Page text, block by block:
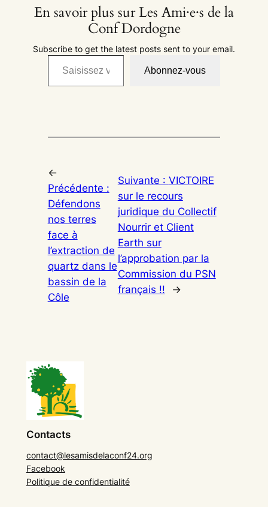
En savoir plus sur Les Ami·e·s de la
Conf Dordogne
Subscribe to get the latest posts sent to your email.
Saisissez votre adresse e-mail…
Abonnez-vous
←
Précédente :
Défendons
nos terres
face à
l’extraction de
quartz dans le
bassin de la
Côle
Suivante : VICTOIRE
sur le recours
juridique du Collectif
Nourrir et Client
Earth sur
l’approbation par la
Commission du PSN
français !!
→
Contacts
contact@lesamisdelaconf24.org
Facebook
Politique de confidentialité